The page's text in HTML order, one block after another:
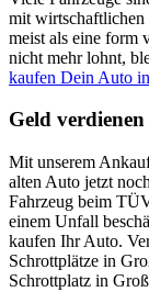
mit wirtschaftlichen
meist als eine form
nicht mehr lohnt,
kaufen Dein Auto
Geld
Mit unserem
alten Auto jetzt
Fahrzeug beim
einem Unfall
kaufen Ihr Auto.
Schrottplätze in
Schrottplatz in